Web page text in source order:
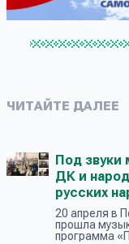
ЧИТАЙТЕ ДАЛЕЕ
Под звуки
ДК и
русских
20 апреля в
прошла
программа